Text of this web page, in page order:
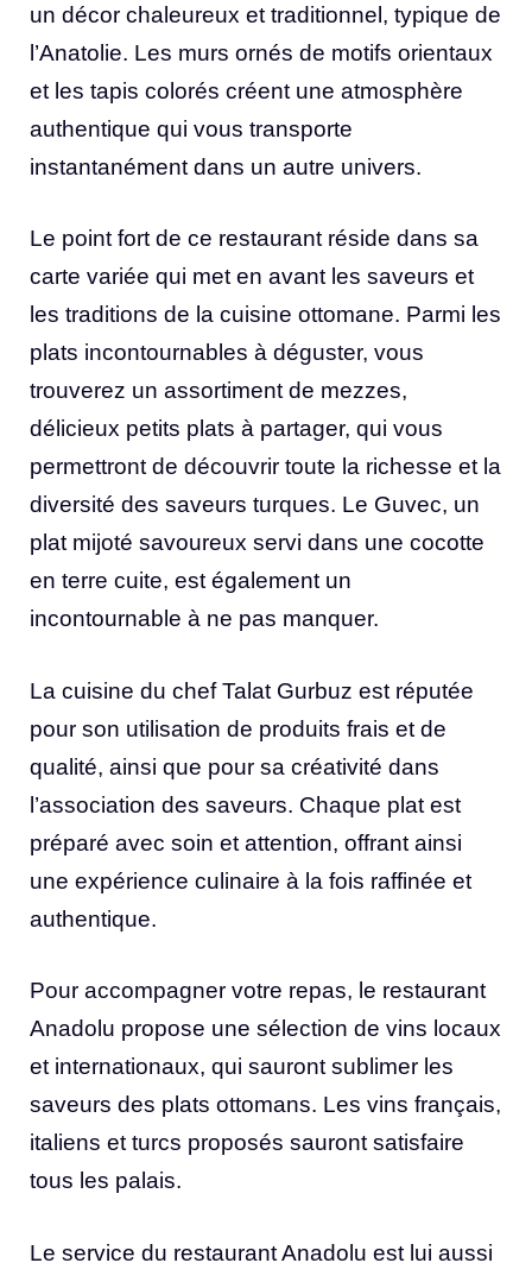
un décor chaleureux et traditionnel, typique de
l’Anatolie. Les murs ornés de motifs orientaux
et les tapis colorés créent une atmosphère
authentique qui vous transporte
instantanément dans un autre univers.
Le point fort de ce restaurant réside dans sa
carte variée qui met en avant les saveurs et
les traditions de la cuisine ottomane. Parmi les
plats incontournables à déguster, vous
trouverez un assortiment de mezzes,
délicieux petits plats à partager, qui vous
permettront de découvrir toute la richesse et la
diversité des saveurs turques. Le Guvec, un
plat mijoté savoureux servi dans une cocotte
en terre cuite, est également un
incontournable à ne pas manquer.
La cuisine du chef Talat Gurbuz est réputée
pour son utilisation de produits frais et de
qualité, ainsi que pour sa créativité dans
l’association des saveurs. Chaque plat est
préparé avec soin et attention, offrant ainsi
une expérience culinaire à la fois raffinée et
authentique.
Pour accompagner votre repas, le restaurant
Anadolu propose une sélection de vins locaux
et internationaux, qui sauront sublimer les
saveurs des plats ottomans. Les vins français,
italiens et turcs proposés sauront satisfaire
tous les palais.
Le service du restaurant Anadolu est lui aussi